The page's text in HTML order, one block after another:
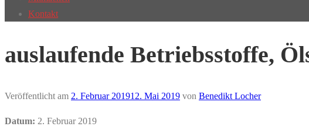
Kontakt
auslaufende Betriebsstoffe,
Veröffentlicht am 2. Februar 201912. Mai 2019 von Benedikt Locher
Datum: 2. Februar 2019